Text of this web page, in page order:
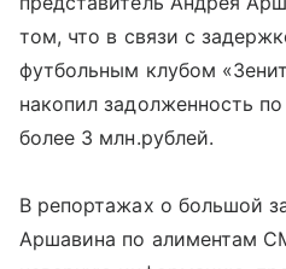
том, что в связи с
футбольным клубом
накопил задолженность
более 3 млн.рублей.
В репортажах о большой
Аршавина по алиментам